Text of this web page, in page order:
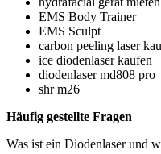
EMS Body Trainer
EMS Sculpt
carbon peeling laser
ice diodenlaser kaufen
diodenlaser md808 pro
shr m26
Häufig gestellte Fragen
Was ist ein Diodenlaser und